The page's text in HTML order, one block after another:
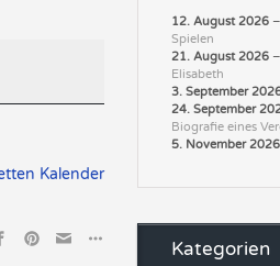
Kalender
12. August 2026 –
Spielen
21. August 2026 –
Elisabeth
3. September
24. September
Biografie eines
5. November 2026
Kategorien